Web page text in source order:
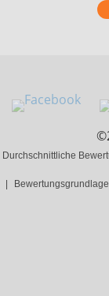
Durchschnittliche